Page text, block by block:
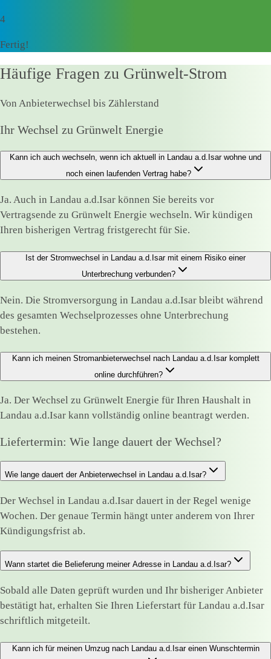
4
Fertig!
Häufige Fragen zu Grünwelt-Strom
Von Anbieterwechsel bis Zählerstand
Ihr Wechsel zu Grünwelt Energie
Kann ich auch wechseln, wenn ich aktuell in Landau a.d.Isar wohne und
noch einen laufenden Vertrag habe?
Ja. Auch in Landau a.d.Isar können Sie bereits vor
Vertragsende zu Grünwelt Energie wechseln. Wir kündigen
Ihren bisherigen Vertrag fristgerecht für Sie.
Ist der Stromwechsel in Landau a.d.Isar mit einem Risiko einer
Unterbrechung verbunden?
Nein. Die Stromversorgung in Landau a.d.Isar bleibt während
des gesamten Wechselprozesses ohne Unterbrechung
bestehen.
Kann ich meinen Stromanbieterwechsel nach Landau a.d.Isar komplett
online durchführen?
Ja. Der Wechsel zu Grünwelt Energie für Ihren Haushalt in
Landau a.d.Isar kann vollständig online beantragt werden.
Liefertermin: Wie lange dauert der Wechsel?
Wie lange dauert der Anbieterwechsel in Landau a.d.Isar?
Der Wechsel in Landau a.d.Isar dauert in der Regel wenige
Wochen. Der genaue Termin hängt unter anderem von Ihrer
Kündigungsfrist ab.
Wann startet die Belieferung meiner Adresse in Landau a.d.Isar?
Sobald alle Daten geprüft wurden und Ihr bisheriger Anbieter
bestätigt hat, erhalten Sie Ihren Lieferstart für Landau a.d.Isar
schriftlich mitgeteilt.
Kann ich für meinen Umzug nach Landau a.d.Isar einen Wunschtermin